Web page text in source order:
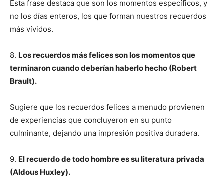
Esta frase destaca que son los momentos específicos, y
no los días enteros, los que forman nuestros recuerdos
más vívidos.
8. Los recuerdos más felices son los momentos que
terminaron cuando deberían haberlo hecho (Robert
Brault).
Sugiere que los recuerdos felices a menudo provienen
de experiencias que concluyeron en su punto
culminante, dejando una impresión positiva duradera.
9. El recuerdo de todo hombre es su literatura privada
(Aldous Huxley).